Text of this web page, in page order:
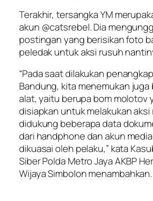
Terakhir, tersangka YM
akun @catsrebel. Dia
postingan yang berisikan foto
peledak untuk aksi rusuh
“Pada saat dilakukan
Bandung, kita menemukan juga
alat, yaitu berupa bom molotov
disiapkan untuk melakukan
didukung beberapa data
dari handphone dan akun
dikuasai oleh pelaku,” kata
Siber Polda Metro Jaya AKBP
Wijaya Simbolon menambahkan.